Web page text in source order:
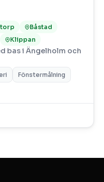
Båstad
Klippan
bas i Ängelholm och
Fönstermålning